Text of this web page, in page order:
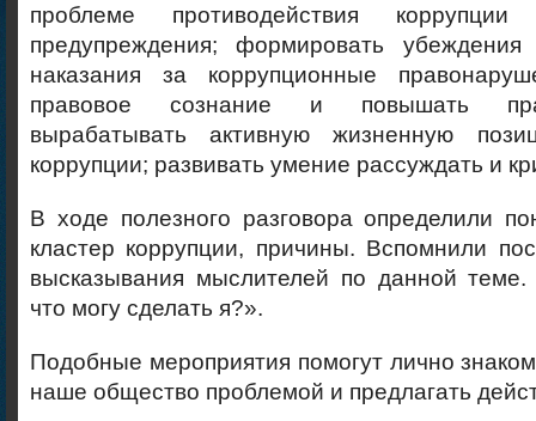
проблеме противодействия
предупреждения; формировать убеждения
наказания за коррупционные
правовое сознание и повышать
вырабатывать активную жизненную
коррупции; развивать умение рассуждать и
В ходе полезного разговора определили
кластер коррупции, причины. Вспомнили
высказывания мыслителей по данной
что могу сделать я?».
Подобные мероприятия помогут лично
наше общество проблемой и предлагать